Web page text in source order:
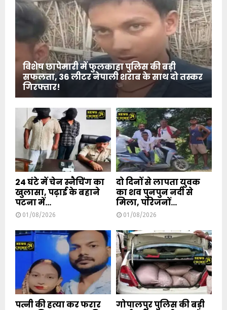
विशेष छापेमारी में फुलकाहा पुलिस की बड़ी
सफलता, 36 लीटर नेपाली शराब के साथ दो तस्कर
गिरफ्तार!
24 घंटे में चेन स्नैचिंग का
खुलासा, पढ़ाई के बहाने
पटना में...
01/08/2026
दो दिनों से लापता युवक
का शव पुनपुन नदी से
मिला, परिजनों...
01/08/2026
पत्नी की हत्या कर फरार
गोपालपुर पुलिस की बड़ी